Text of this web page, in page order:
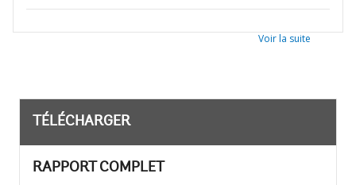
Voir la suite
TÉLÉCHARGER
RAPPORT COMPLET